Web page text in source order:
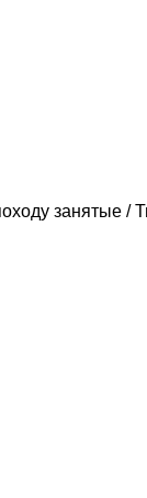
занятые